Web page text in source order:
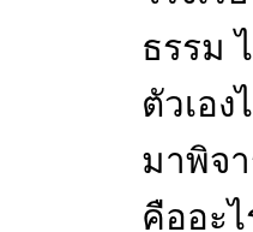
ธรรม
ตัวเอ
มาพิจ
คืออะ